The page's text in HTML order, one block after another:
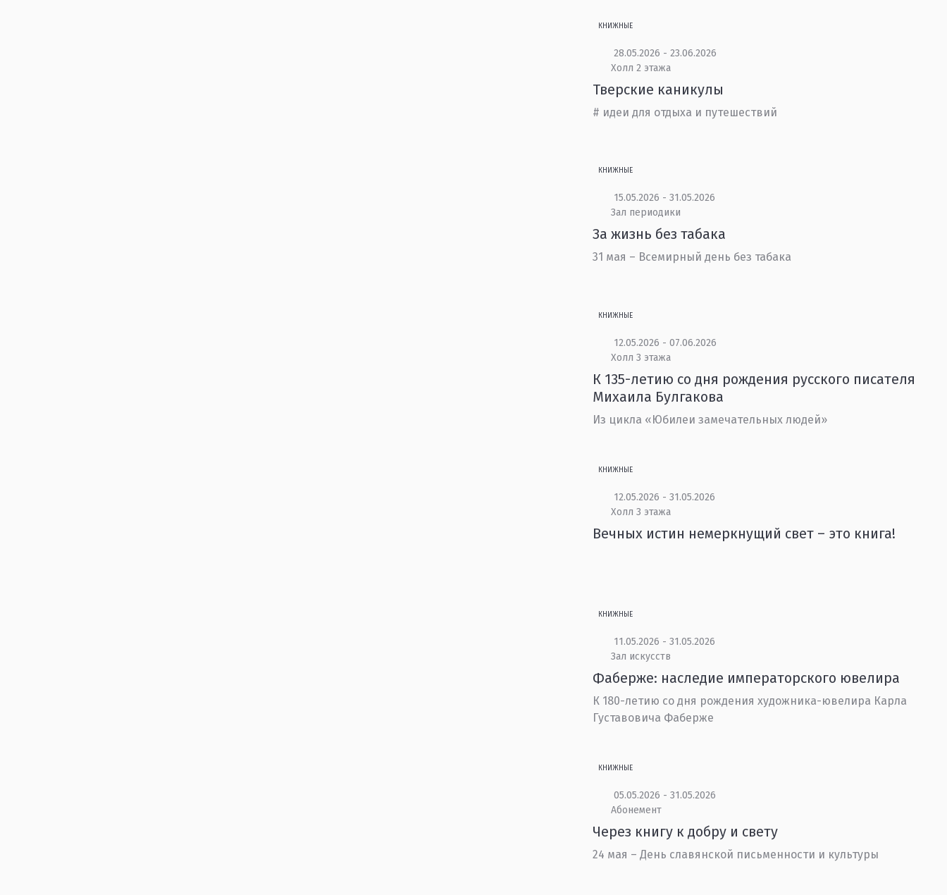
КНИЖНЫЕ
28.05.2026 - 23.06.2026
Холл 2 этажа
Тверские каникулы
# идеи для отдыха и путешествий
КНИЖНЫЕ
15.05.2026 - 31.05.2026
Зал периодики
За жизнь без табака
31 мая – Всемирный день без табака
КНИЖНЫЕ
12.05.2026 - 07.06.2026
Холл 3 этажа
К 135-летию со дня рождения русского писателя
Михаила Булгакова
Из цикла «Юбилеи замечательных людей»
КНИЖНЫЕ
12.05.2026 - 31.05.2026
Холл 3 этажа
Вечных истин немеркнущий свет – это книга!
КНИЖНЫЕ
11.05.2026 - 31.05.2026
Зал искусств
Фаберже: наследие императорского ювелира
К 180-летию со дня рождения художника-ювелира Карла
Густавовича Фаберже
КНИЖНЫЕ
05.05.2026 - 31.05.2026
Абонемент
Через книгу к добру и свету
24 мая – День славянской письменности и культуры